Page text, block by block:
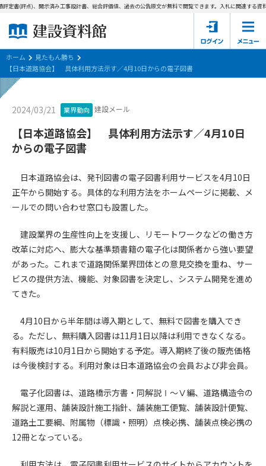
建設資料館とは
東京都の入札資料
国土交通省の入札資料
見たもん勝ち
会員登録について
サポーター会員一覧
会社概要 お問い合わせ
個人情報保護方針
書(評点)、開示済み工事設計書、総合評価値、過去の公告原文が無料で閲覧できます。入札に関連する資料
ホーム
見たもん勝ち
【日本道路協会】 具体利用方法示す／4月10日からの電子図書
2024/03/21 業界動向 建設メール
【日本道路協会】 具体利用方法示す／4月10日
からの電子図書
日本道路協会は、発刊図書の電子図書利用サービスを4月10日
正午から開始する。具体的な利用方法をホームページに掲載、メ
ールでの問い合わせ窓口も設置した。
建設業界の生産性向上を支援し、リモートワークなどの働き方
改革に対応へ、膨大な基準類書籍の電子化は関係者から強い要望
があった。これまで道路関係業界団体との意見交換を重ね、サー
ビスの提供方法、機能、対象図書を決定し、システム開発を進め
てきた。
4月10日から半年間は導入期として、無料で図書を購入でき
る。ただし、無料購入図書は11月1日以降は利用できなくなる。
有料販売は10月1日から開始する予定。導入期終了後の販売価格
は今後検討する。利用対象は日本道路協会の会員および非会員。
電子化図書は、道路橋示方書・同解説Ⅰ～Ⅴ編、道路構造令の
解説と運用、舗装設計施工指針、舗装施工便覧、舗装設計便覧、
道路土工要綱、附属物（標識・照明）点検必携、舗装点検必携の
12冊となっている。
第1条（規約の目的）
会員サービスの利用条件等について定めるものです。
2. 管理者が建設資料館WEB上で随時掲載するルールは本規約の
一部を構成するものとします。
本規約は、会員の了承を得ることなく、随時変更されることが
あります。変更内容は、建設資料館WEB上に表示した時点で直
ちに全ての会員が了承したものとみなします。
第4条（会員審査および資格の取り消し）
後、管理者がこれを承認した者をいいます。
第4条（会員の定義と登録）
1. 管理者は前条により審査の結果、会員申込みをした者が以下
の何れかの項目に該当することがわかった場合、その者の会
(1) 会員申し込みをした者が実在しなかった場合
(2) 本規約に違反した場合/li>
(3) 会員申し込みの際、申告事項に虚偽があった場合
(4) 会員申込者が管理者所定の手続き通りに会員申込手続き処